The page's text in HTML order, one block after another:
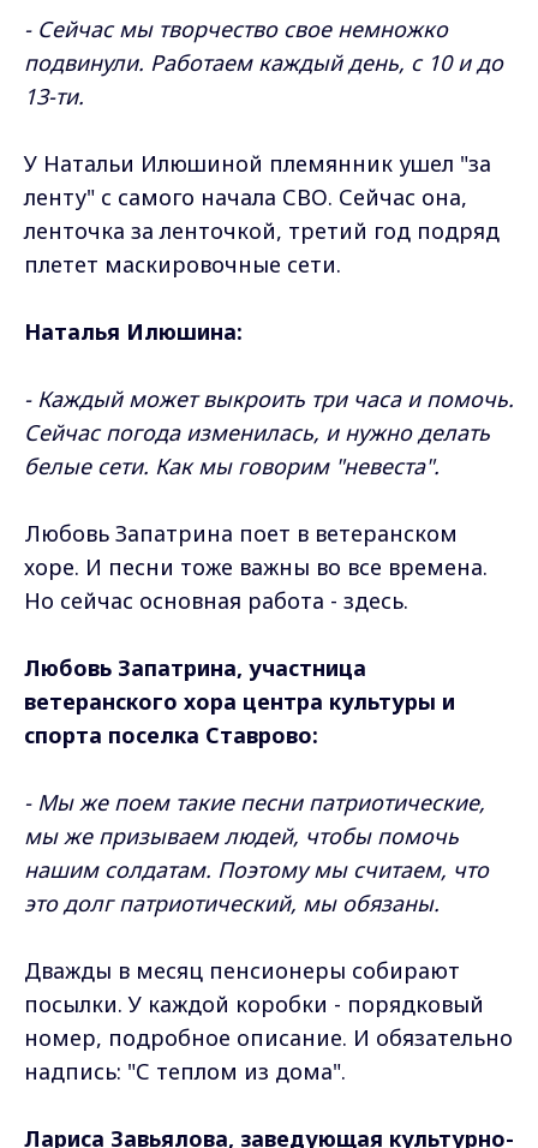
- Сейчас мы творчество свое немножко
подвинули. Работаем каждый день, с 10 и до
13-ти.
У Натальи Илюшиной племянник ушел "за
ленту" с самого начала СВО. Сейчас она,
ленточка за ленточкой, третий год подряд
плетет маскировочные сети.
Наталья Илюшина:
- Каждый может выкроить три часа и помочь.
Сейчас погода изменилась, и нужно делать
белые сети. Как мы говорим "невеста".
Любовь Запатрина поет в ветеранском
хоре. И песни тоже важны во все времена.
Но сейчас основная работа - здесь.
Любовь Запатрина, участница
ветеранского хора центра культуры и
спорта поселка Ставрово:
- Мы же поем такие песни патриотические,
мы же призываем людей, чтобы помочь
нашим солдатам. Поэтому мы считаем, что
это долг патриотический, мы обязаны.
Дважды в месяц пенсионеры собирают
посылки. У каждой коробки - порядковый
номер, подробное описание. И обязательно
надпись: "С теплом из дома".
Лариса Завьялова, заведующая культурно-